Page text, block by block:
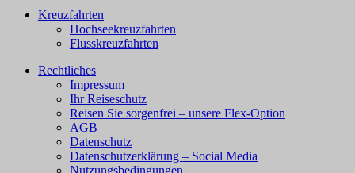
Kreuzfahrten
Hochseekreuzfahrten
Flusskreuzfahrten
Rechtliches
Impressum
Ihr Reiseschutz
Reisen Sie sorgenfrei – unsere Flex-Option
AGB
Datenschutz
Datenschutzerklärung – Social Media
Nutzungsbedingungen